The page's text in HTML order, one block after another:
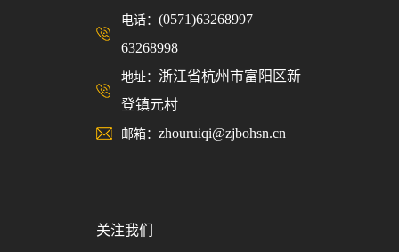
电话： (0571)63268997
63268998
地址： 浙江省杭州市富阳区新
登镇元村
邮箱： zhouruiqi@zjbohsn.cn
关注我们